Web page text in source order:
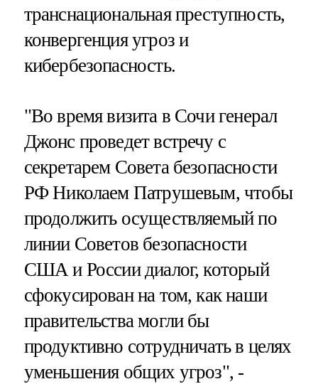
транснациональная преступность,
конвергенция угроз и
кибербезопасность.
"Во время визита в Сочи генерал
Джонс проведет встречу с
секретарем Совета безопасности
РФ Николаем Патрушевым, чтобы
продолжить осуществляемый по
линии Советов безопасности
США и России диалог, который
сфокусирован на том, как наши
правительства могли бы
продуктивно сотрудничать в целях
уменьшения общих угроз", -